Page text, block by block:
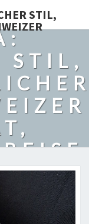
STIL,
STIL,